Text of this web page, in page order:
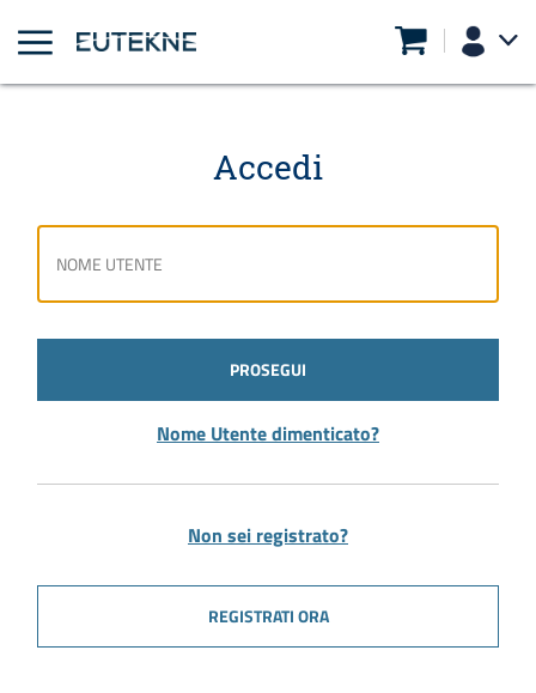
Accedi
PROSEGUI
Nome Utente dimenticato?
Non sei registrato?
REGISTRATI ORA